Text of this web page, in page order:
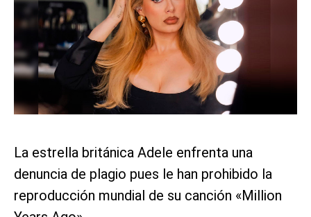
La estrella británica Adele enfrenta una
denuncia de plagio pues le han prohibido la
reproducción mundial de su canción «Million